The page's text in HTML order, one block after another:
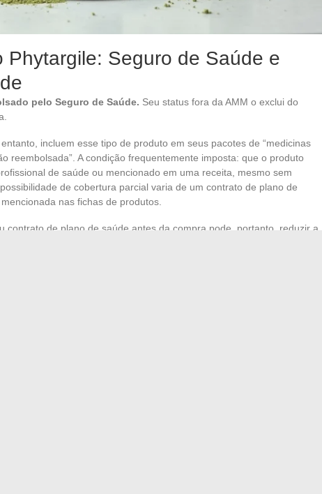
Phytargile: Seguro de Saúde e
pelo Seguro de Saúde. Seu status fora da AMM o exclui do
incluem esse tipo de produto em seus pacotes de “medicinas
reembolsada”. A condição frequentemente imposta: que o produto
de saúde ou mencionado em uma receita, mesmo sem
de cobertura parcial varia de um contrato de plano de
nas fichas de produtos.
contrato de plano de saúde antes da compra pode, portanto, reduzir a